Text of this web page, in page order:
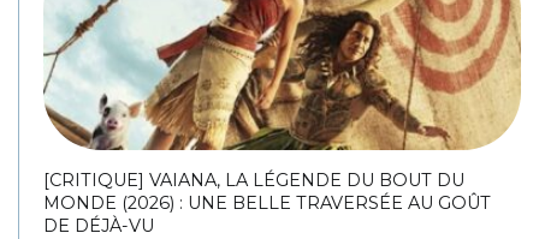
[CRITIQUE] VAIANA, LA LÉGENDE DU BOUT DU
MONDE (2026) : UNE BELLE TRAVERSÉE AU GOÛT
DE DÉJÀ-VU